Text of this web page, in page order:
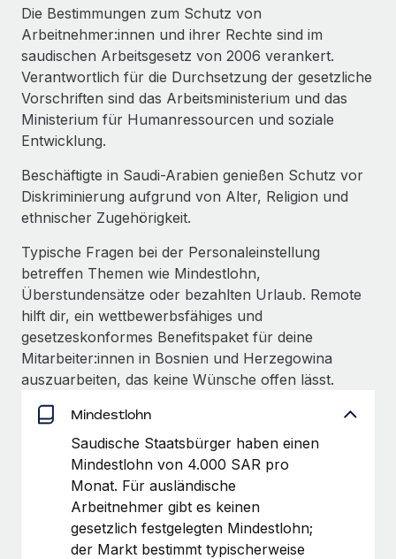
DIENSTLEISTUNGEN
Frag unsere Expert:innen
Hilfe von Expert:innen für globale HR & Compliance
Background-Checks
Einfacheres Bewerber:innen-Screening
Lückenlose Compliance
Geräteverwaltung
Geräten
Gründung von Niederlassungen
Schnelle, rechtssichere Gründung von
Niederlassungen
Mobilität und Relocation
Mühelose Relocation von Mitarbeiter:innen
Benefits
Mühelose Verwaltung von Benefits
Remote Build Demnächst verfügbar
Beratung zu Integrationen und KI-Automatisierung
FALLSTUDIEN
So hat der KI-Vorreiter Weaviate sein Team mit
Weaviate auf einen Blick Weaviate entwickelt KI-basierte
Open-Source-Infrastrukturen. Das...
Mehr erfahren
Reverse Tech und Remote für Contractor
Management und Payroll
Reverse Tech auf einen Blick Das Gesundheits- und
Wellness-Startup Reverse Tech hat das globale...
Mehr erfahren
Informationen zu Gehältern und Qualifikationen
Insights Center
Hol dir Unterstützung
Alle Ressourcen anzeigen
BLOG
Globale Payroll
EOR und PEO
Contractor Management
Steuern
Den Blog erkunden
BLOG
Neues zu Remote-Produkten: Integration mit
Gusto und Zero und Contractor Management
Auch im neuen Jahr wollen wir bei Remote Unternehmen
aller Größen dabei unterstützen, die beste...
Die Bestimmungen zum Schutz von
Arbeitnehmer:innen und ihrer Rechte sind im
saudischen Arbeitsgesetz von 2006 verankert.
Verantwortlich für die Durchsetzung der gesetzliche
Vorschriften sind das Arbeitsministerium und das
Ministerium für Humanressourcen und soziale
Entwicklung.
Beschäftigte in Saudi-Arabien genießen Schutz vor
Diskriminierung aufgrund von Alter, Religion und
ethnischer Zugehörigkeit.
Typische Fragen bei der Personaleinstellung
betreffen Themen wie Mindestlohn,
Überstundensätze oder bezahlten Urlaub. Remote
hilft dir, ein wettbewerbsfähiges und
gesetzeskonformes Benefitspaket für deine
Mitarbeiter:innen in Bosnien und Herzegowina
auszuarbeiten, das keine Wünsche offen lässt.
Mindestlohn
Saudische Staatsbürger haben einen
Mindestlohn von 4.000 SAR pro
Monat. Für ausländische
Arbeitnehmer gibt es keinen
gesetzlich festgelegten Mindestlohn;
der Markt bestimmt typischerweise